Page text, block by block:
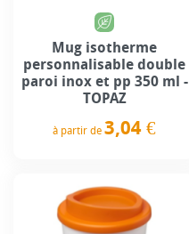
Mug isotherme
personnalisable double
paroi inox et pp 350 ml -
TOPAZ
à partir de 3,04 €